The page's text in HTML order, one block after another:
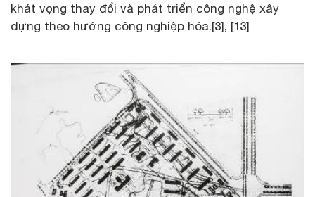
khát vọng thay đổi và phát triển công nghệ xây
dựng theo hướng công nghiệp hóa.[3], [13]